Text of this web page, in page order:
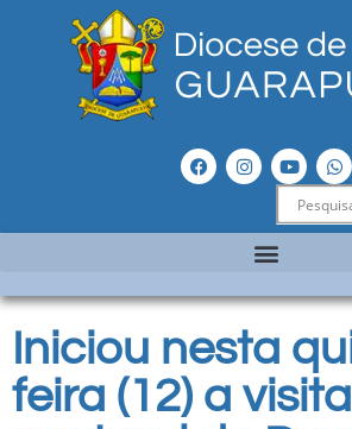
Iniciou nesta
feira (12) a visita